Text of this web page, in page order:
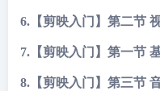
6.【剪映入门】第二节
7.【剪映入门】第一节
8.【剪映入门】第三节